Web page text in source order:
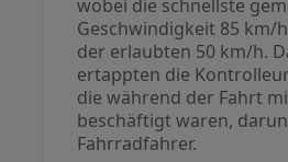
wobei die schnellste
Geschwindigkeit 85 km/
der erlaubten 50 km/h.
ertappten die
die während der Fahrt
beschäftigt waren,
Fahrradfahrer.